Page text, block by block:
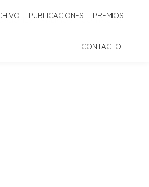
PREMIOS CONTACTO
PUBLICACIONES PREMIOS
CONTACTO